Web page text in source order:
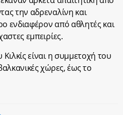
την αδρεναλίνη και
ενδιαφέρον από αθλητές και
εμπειρίες.
είναι η συμμετοχή του
χώρες, έως το